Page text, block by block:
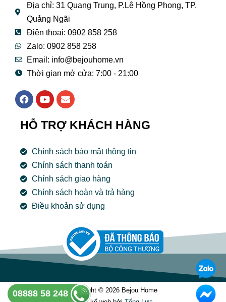
Địa chỉ: 31 Quang Trung, P.Lê Hồng Phong, TP.
Quảng Ngãi
Điện thoại: 0902 858 258
Zalo: 0902 858 258
Email: info@bejouhome.vn
Thời gian mở cửa: 7:00 - 21:00
F
a
e
b
o
k
Y
o
t
u
e
E
n
e
l
p
e
HỖ TRỢ KHÁCH HÀNG
Chính sách bảo mật thông tin
Chính sách thanh toán
Chính sách giao hàng
Chính sách hoàn và trả hàng
Điều khoản sử dụng
Copyright © 2026 Bejou Home
08888 58 248